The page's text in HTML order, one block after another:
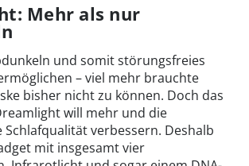
Mehr als nur
und somit störungsfreies
– viel mehr brauchte
bisher nicht zu können. Doch das
will mehr und die
verbessern. Deshalb
mit insgesamt vier